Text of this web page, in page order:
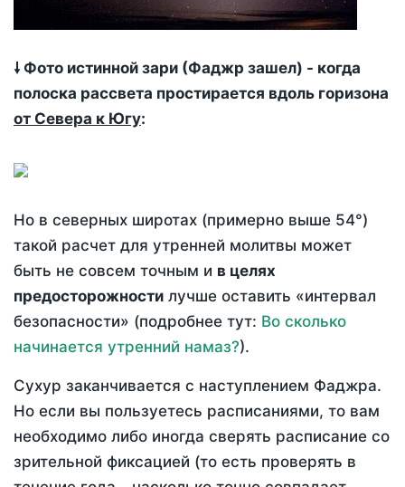
🠗 Фото истинной зари (Фаджр зашел) - когда
полоска рассвета простирается вдоль горизона
от Севера к Югу:
Но в северных широтах (примерно выше 54°)
такой расчет для утренней молитвы может
быть не совсем точным и в целях
предосторожности лучше оставить «интервал
безопасности» (подробнее тут: Во сколько
начинается утренний намаз?).
Сухур заканчивается с наступлением Фаджра.
Но если вы пользуетесь расписаниями, то вам
необходимо либо иногда сверять расписание со
зрительной фиксацией (то есть проверять в